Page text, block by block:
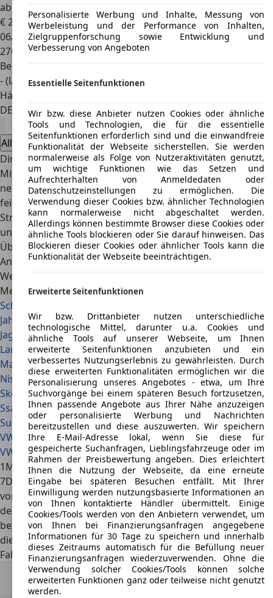
ab Werk
€ 26.900
06/1994
276.840 km
Benzin
- (l/100 km)
Händler
DE 37120 Bovenden
Alle Angebote anzeigen
Direkt zu
Mit einer Stretchlimousine von AutoScout24 sind Ihnen die
neidischen Blicke Anderer gewiss. Egal ob Sie damit Parties
feiern oder exklusiven Events beiwohnen möchten, eine
Stretchlimousine hinterlässt einen nachhaltigen Eindruck
und sichert Ihnen einen Platz in der High-Society.
Überzeugen Sie sich jetzt von unserem Stretchlimo
Angebot im Spezialfahrzeugekatalog von AutoScout24.
Weiterführende Links im Überblick
Mehr Details
Schräghecklimousine
Jahreswagen oder Vorführwagen
Jaguar Limousine
Lancia Limousine
Maserati Limousine
Nissan Limousine
Skoda Superb Limousine
SsangYong Musso Neu
Suzuki Limousine
VW Limousine
VW Passat Limousine
1MwSt. ausweisbar.
7Die angegebenen Werte wurden nach dem
vorgeschriebenen Messverfahren (gemäß Pkw-EnVKV in
der jeweils geltenden Fassung) ermittelt. Die Angaben
beziehen sich auf das angebotene Fahrzeugmodell und
dienen Vergleichszwecken zwischen den verschiedenen
Fahrzeugtypen.
Nach Oben
Personalisierte Werbung und Inhalte, Messung von
Werbeleistung und der Performance von Inhalten,
Zielgruppenforschung sowie Entwicklung und
Verbesserung von Angeboten
Essentielle Seitenfunktionen
Wir bzw. diese Anbieter nutzen Cookies oder ähnliche
Tools und Technologien, die für die essentielle
Seitenfunktionen erforderlich sind und die einwandfreie
Funktionalität der Webseite sicherstellen. Sie werden
normalerweise als Folge von Nutzeraktivitäten genutzt,
um wichtige Funktionen wie das Setzen und
Aufrechterhalten von Anmeldedaten oder
Datenschutzeinstellungen zu ermöglichen. Die
Verwendung dieser Cookies bzw. ähnlicher Technologien
kann normalerweise nicht abgeschaltet werden.
Allerdings können bestimmte Browser diese Cookies oder
ähnliche Tools blockieren oder Sie darauf hinweisen. Das
Blockieren dieser Cookies oder ähnlicher Tools kann die
Funktionalität der Webseite beeinträchtigen.
Erweiterte Seitenfunktionen
Wir bzw. Drittanbieter nutzen unterschiedliche
technologische Mittel, darunter u.a. Cookies und
ähnliche Tools auf unserer Webseite, um Ihnen
erweiterte Seitenfunktionen anzubieten und ein
verbessertes Nutzungserlebnis zu gewährleisten. Durch
diese erweiterten Funktionalitäten ermöglichen wir die
Personalisierung unseres Angebotes - etwa, um Ihre
Suchvorgänge bei einem späteren Besuch fortzusetzen,
Ihnen passende Angebote aus Ihrer Nähe anzuzeigen
oder personalisierte Werbung und Nachrichten
bereitzustellen und diese auszuwerten. Wir speichern
Ihre E-Mail-Adresse lokal, wenn Sie diese für
gespeicherte Suchanfragen, Lieblingsfahrzeuge oder im
Rahmen der Preisbewertung angeben. Dies erleichtert
Ihnen die Nutzung der Webseite, da eine erneute
Eingabe bei späteren Besuchen entfällt. Mit Ihrer
Einwilligung werden nutzungsbasierte Informationen an
von Ihnen kontaktierte Händler übermittelt. Einige
Cookies/Tools werden von den Anbietern verwendet, um
von Ihnen bei Finanzierungsanfragen angegebene
Informationen für 30 Tage zu speichern und innerhalb
dieses Zeitraums automatisch für die Befüllung neuer
Finanzierungsanfragen wiederzuverwenden. Ohne die
Verwendung solcher Cookies/Tools können solche
erweiterten Funktionen ganz oder teilweise nicht genutzt
werden.